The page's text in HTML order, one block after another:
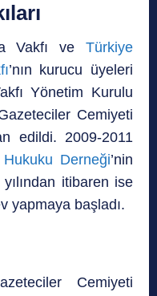
Vakfı ve Türkiye
’nın kurucu üyeleri
Yönetim Kurulu
Cemiyeti
edildi. 2009-2011
Derneği’nin
itibaren ise
yapmaya başladı.
Cemiyeti